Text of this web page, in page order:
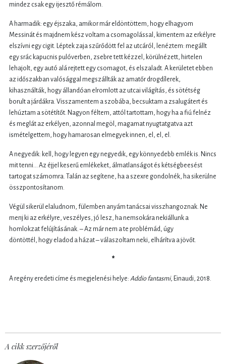
mindez csak egy ijesztő rémálom.
A harmadik: egy éjszaka, amikor már eldöntöttem, hogy elhagyom
Messinát és majdnem kész voltam a csomagolással, kimentem az erkélyre
elszívni egy cigit. Léptek zaja szűrődött fel az utcáról, lenéztem: megállt
egy srác kapucnis pulóverben, zsebre tett kézzel, körülnézett, hirtelen
lehajolt, egy autó alá rejtett egy csomagot, és elszaladt. A kerületet ebben
az időszakban valósággal megszállták az amatőr drogdílerek,
kihasználták, hogy állandóan elromlott az utcai világítás, és sötétség
borult a járdákra. Visszamentem a szobába, becsuktam a zsalugátert és
lehúztam a sötétítőt. Nagyon féltem, attól tartottam, hogy ha a fiú felnéz
és meglát az erkélyen, azonnal megöl, magamat nyugtatgatva azt
ismételgettem, hogy hamarosan elmegyek innen, el, el, el.
A negyedik: kell, hogy legyen egy negyedik, egy könnyedebb emlék is. Nincs
mit tenni... Az éjjel keserű emlékeket, álmatlanságot és kétségbeesést
tartogat számomra. Talán az segítene, ha a szexre gondolnék, ha sikerülne
összpontosítanom.
Végül sikerül elaludnom, fülemben anyám tanácsai visszhangoznak. Ne
menj ki az erkélyre, veszélyes, jó lesz, ha nemsokára nekiállunk a
homlokzat felújításának. – Az már nem a te problémád, úgy
döntöttél, hogy eladod a házat – válaszoltam neki, elhárítva a jövőt.
*
A regény eredeti címe és megjelenési helye: Addio fantasmi, Einaudi, 2018.
A cikk szerzőjéről